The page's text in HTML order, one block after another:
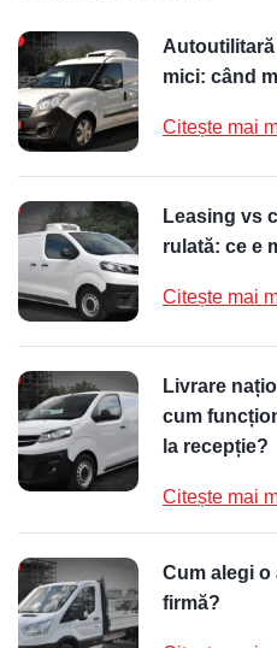
mici: când
Citește mai
Leasing vs
rulată: ce e
Citește mai
Livrare
cum
la recepție?
Citește mai
Cum alegi
firmă?